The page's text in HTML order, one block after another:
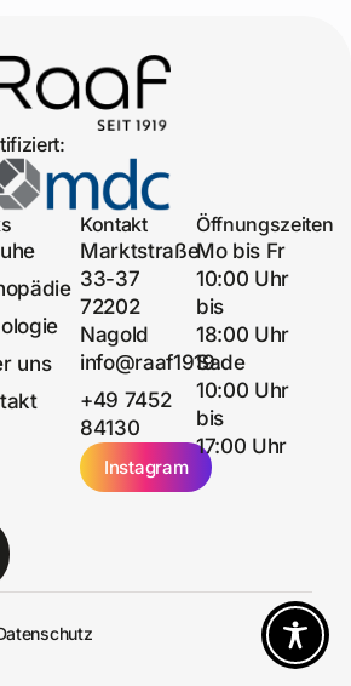
uns
Kontakt
Marktstraße
33-37
72202
Nagold
info@raaf1919.de
+49 7452
84130
Instagram
Öffnungszeiten
Mo bis Fr
10:00 Uhr
bis
18:00 Uhr
Sa
10:00 Uhr
bis
17:00 Uhr